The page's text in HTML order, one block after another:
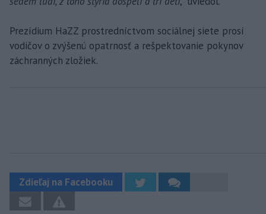
Prezídium HaZZ prostredníctvom sociálnej siete prosí
vodičov o zvýšenú opatrnosť a rešpektovanie pokynov
záchranných zložiek.
Zdieľaj na Facebooku